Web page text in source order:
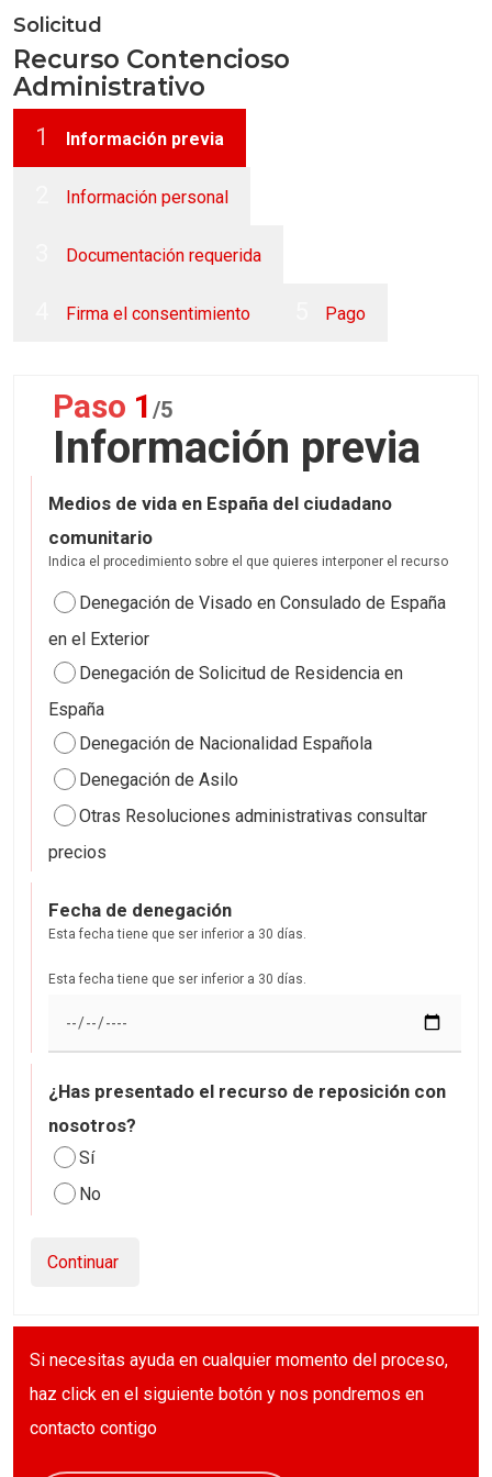
Skip
main
Solicitud
Recurso Contencioso
Administrativo
1 Información previa
Información personal
Documentación requerida
Firma el consentimiento Pago
1/5
Información previa
Medios de vida en España del ciudadano
comunitario
Indica el procedimiento sobre el que quieres interponer el recurso
Denegación de Visado en Consulado de España
en el Exterior
Denegación de Solicitud de Residencia en
España
Denegación de Nacionalidad Española
Denegación de Asilo
Otras Resoluciones administrativas consultar
precios
Fecha de denegación
Esta fecha tiene que ser inferior a 30 días.
Esta fecha tiene que ser inferior a 30 días.
¿Has presentado el recurso de reposición con
nosotros?
Sí
No
Continuar
Si necesitas ayuda en cualquier momento del proceso,
haz click en el siguiente botón y nos pondremos en
contacto contigo